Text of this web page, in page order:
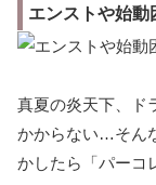
エンストや始
真夏の炎天下、ド
かからない…そん
かしたら「パーコ